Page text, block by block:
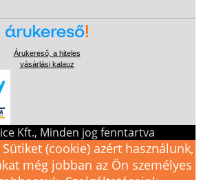
Árukereső, a hiteles
vásárlási kalauz
Kft., Minden jog fenntartva
(cookie) azért használunk,
még jobban az Ön személyes